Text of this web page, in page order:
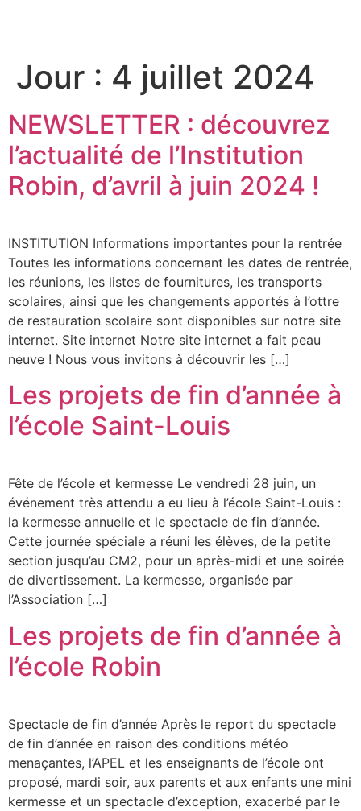
Jour : 4 juillet 2024
NEWSLETTER : découvrez
l’actualité de l’Institution
Robin, d’avril à juin 2024 !
INSTITUTION Informations importantes pour la rentrée
Toutes les informations concernant les dates de rentrée,
les réunions, les listes de fournitures, les transports
scolaires, ainsi que les changements apportés à l’ottre
de restauration scolaire sont disponibles sur notre site
internet. Site internet Notre site internet a fait peau
neuve ! Nous vous invitons à découvrir les […]
Les projets de fin d’année à
l’école Saint-Louis
Fête de l’école et kermesse Le vendredi 28 juin, un
événement très attendu a eu lieu à l’école Saint-Louis :
la kermesse annuelle et le spectacle de fin d’année.
Cette journée spéciale a réuni les élèves, de la petite
section jusqu’au CM2, pour un après-midi et une soirée
de divertissement. La kermesse, organisée par
l’Association […]
Les projets de fin d’année à
l’école Robin
Spectacle de fin d’année Après le report du spectacle
de fin d’année en raison des conditions météo
menaçantes, l’APEL et les enseignants de l’école ont
proposé, mardi soir, aux parents et aux enfants une mini
kermesse et un spectacle d’exception, exacerbé par le